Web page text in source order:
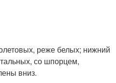
реже белых; нижний
со шпорцем,
вниз.